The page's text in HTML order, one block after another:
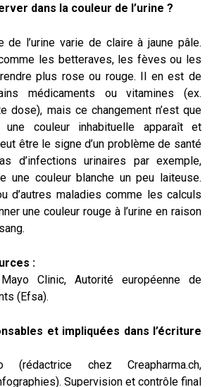
dans la couleur de l’urine ?
de l’urine varie de claire à jaune pâle.
les betteraves, les fèves ou les
plus rose ou rouge. Il en est de
médicaments ou vitamines (ex.
dose), mais ce changement n’est que
couleur inhabituelle apparaît et
être le signe d’un problème de santé
d’infections urinaires par exemple,
une couleur blanche un peu laiteuse.
d’autres maladies comme les calculs
une couleur rouge à l’urine en raison
:
Clinic, Autorité européenne de
(Efsa).
et impliquées dans l’écriture
(rédactrice chez Creapharma.ch,
Supervision et contrôle final